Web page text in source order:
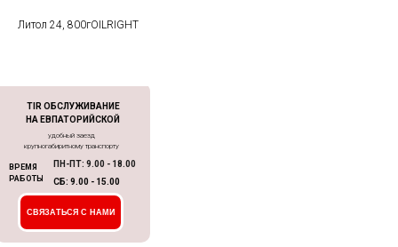
Литол 24, 800гOILRIGHT
TIR ОБСЛУЖИВАНИЕ
НА ЕВПАТОРИЙСКОЙ
удобный заезд
крупногабиритному транспорту
ВРЕМЯ
РАБОТЫ
ПН-ПТ: 9.00 - 18.00
СБ: 9.00 - 15.00
СВЯЗАТЬСЯ С НАМИ